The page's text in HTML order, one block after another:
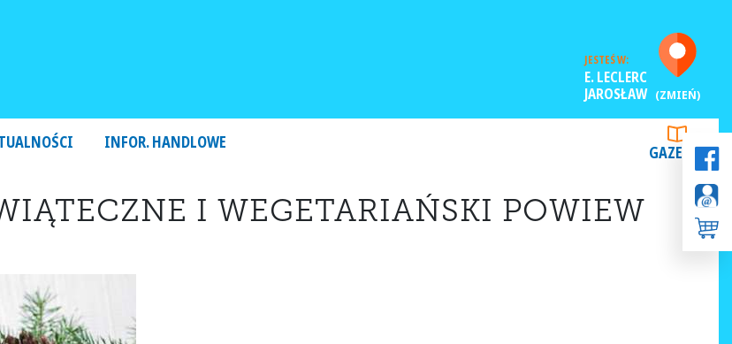
JESTEŚ W:
E. LECLERC
JAROSŁAW (ZMIEŃ)
INFOR. HANDLOWE GAZETKI
I WEGETARIAŃSKI POWIEW